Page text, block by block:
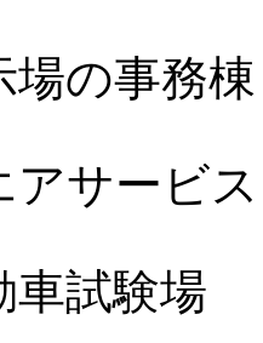
場の事務棟
アサービス
車試験場